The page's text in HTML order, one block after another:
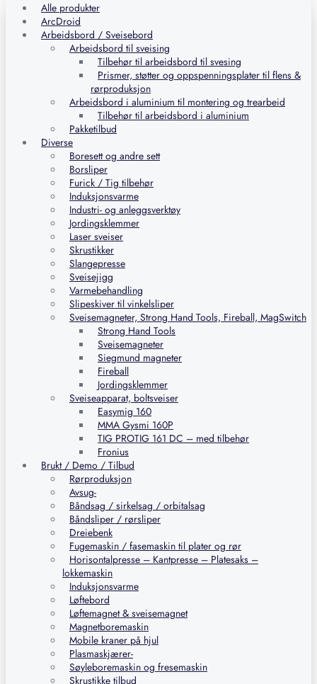
Alle produkter
ArcDroid
Arbeidsbord / Sveisebord
Arbeidsbord til sveising
Tilbehør til arbeidsbord til svesing
Prismer, støtter og oppspenningsplater til flens &
rørproduksjon
Arbeidsbord i aluminium til montering og trearbeid
Tilbehør til arbeidsbord i aluminium
Pakketilbud
Diverse
Boresett og andre sett
Borsliper
Furick / Tig tilbehør
Induksjonsvarme
Industri- og anleggsverktøy
Jordingsklemmer
Laser sveiser
Skrustikker
Slangepresse
Sveisejigg
Varmebehandling
Slipeskiver til vinkelsliper
Sveisemagneter, Strong Hand Tools, Fireball, MagSwitch
Strong Hand Tools
Sveisemagneter
Siegmund magneter
Fireball
Jordingsklemmer
Sveiseapparat, boltsveiser
Easymig 160
MMA Gysmi 160P
TIG PROTIG 161 DC – med tilbehør
Fronius
Brukt / Demo / Tilbud
Rørproduksjon
Avsug-
Båndsag / sirkelsag / orbitalsag
Båndsliper / rørsliper
Dreiebenk
Fugemaskin / fasemaskin til plater og rør
Horisontalpresse – Kantpresse – Platesaks –
lokkemaskin
Induksjonsvarme
Løftebord
Løftemagnet & sveisemagnet
Magnetboremaskin
Mobile kraner på hjul
Plasmaskjærer-
Søyleboremaskin og fresemaskin
Skrustikke tilbud